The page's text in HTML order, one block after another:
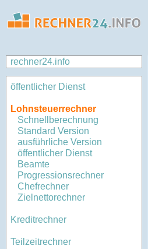
rechner24.info
öffentlicher Dienst
Lohnsteuerrechner
Schnellberechnung
Standard Version
ausführliche Version
öffentlicher Dienst
Beamte
Progressionsrechner
Chefrechner
Zielnettorechner
Kreditrechner
Teilzeitrechner